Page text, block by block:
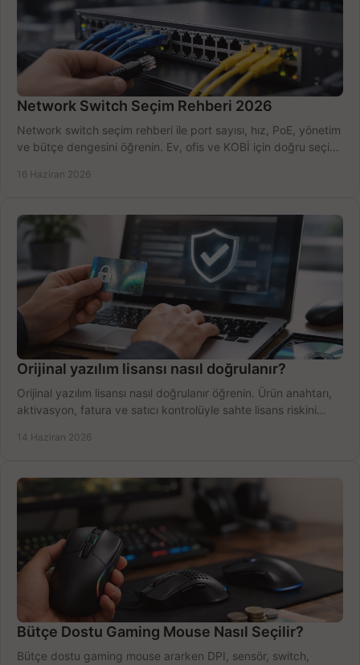
Network Switch Seçim Rehberi 2026
Network switch seçim rehberi ile port sayısı, hız, PoE, yönetim
ve bütçe dengesini öğrenin. Ev, ofis ve KOBİ için doğru seçimi
16 Haziran 2026
Orijinal yazılım lisansı nasıl doğrulanır?
Orijinal yazılım lisansı nasıl doğrulanır öğrenin. Ürün anahtarı,
aktivasyon, fatura ve satıcı kontrolüyle sahte lisans riskini
14 Haziran 2026
Bütçe Dostu Gaming Mouse Nasıl Seçilir?
Bütçe dostu gaming mouse ararken DPI, sensör, switch,